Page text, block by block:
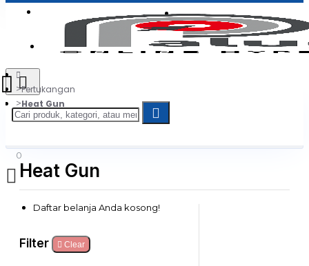
Jadi Penjual
0
Daftar belanja Anda kosong!
Pertukangan
Heat Gun
Heat Gun
Filter Clear